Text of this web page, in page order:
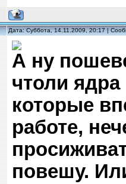
Дата: Суббота, 14.11.2009, 20:17 |
А ну
чтоли ядра
которые
работе,
повешу.